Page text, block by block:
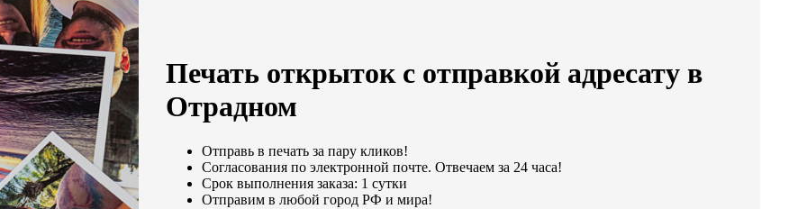
Печать открыток с отправкой адресату в
Отрадном
Отправь в печать за пару кликов!
Согласования по электронной почте. Отвечаем за 24 часа!
Срок выполнения заказа: 1 сутки
Отправим в любой город РФ и мира!